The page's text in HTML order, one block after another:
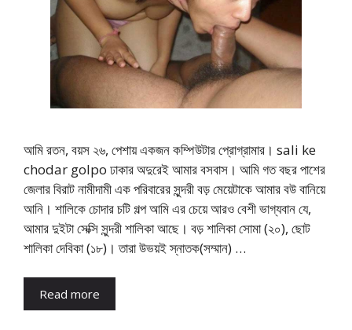
আমি রতন, বয়স ২৬, পেশায় একজন কম্পিউটার প্রোগ্রামার। sali ke
chodar golpo ঢাকার অদুরেই আমার বসবাস। আমি গত বছর পাশের
জেলার বিরাট নামীদামী এক পরিবারের সুন্দরী বড় মেয়েটাকে আমার বউ বানিয়ে
আনি। শালিকে চোদার চটি গল্প আমি এর চেয়ে আরও বেশী ভাগ্যবান যে,
আমার দুইটা সেক্সি সুন্দরী শালিকা আছে। বড় শালিকা সোমা (২০), ছোট
শালিকা দেবিকা (১৮)। তারা উভয়ই স্নাতক(সম্মান) …
Read more